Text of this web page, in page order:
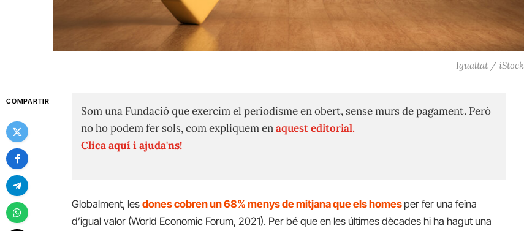
Igualtat / iStock
COMPARTIR
Som una Fundació que exercim el periodisme en obert, sense murs de pagament. Però
no ho podem fer sols, com expliquem enaquest editorial.
Clica aquí i ajuda'ns!
Globalment, lesdones cobren un 68% menys de mitjana que els homes per fer una feina
d’igual valor (World Economic Forum, 2021). Per bé que en les últimes dècades hi ha hagut una